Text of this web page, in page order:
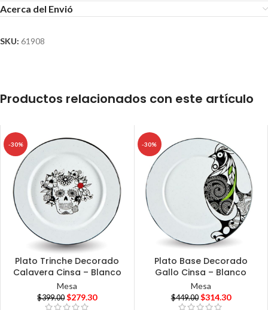
Acerca del Envió
SKU: 61908
Productos relacionados con este artículo
-30%
Plato Trinche Decorado
Calavera Cinsa – Blanco
Mesa
$399.00 $279.30
-30%
Plato Base Decorado
Gallo Cinsa – Blanco
Mesa
$449.00 $314.30